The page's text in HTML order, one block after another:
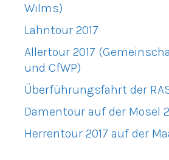
Wilms)
Lahntour 2017
Allertour 2017
und CfWP)
Überführungsfahrt der
Damentour auf der Mosel
Herrentour 2017 auf der